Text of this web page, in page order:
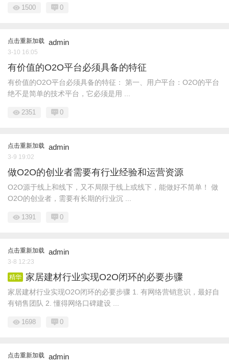
1500 0
点击重新加载 admin
3-10 16:05
有价值的O2O平台必须具备的特征
有价值的O2O平台必须具备的特征： 第一、用户平台：O2O的平台
绝不是简单的技术平台，它必须是用 ...
2351 0
点击重新加载 admin
3-9 19:02
做O2O的创业者需要有行业经验和运营资源
O2O源于线上和线下，又不局限于线上或线下，能做好不简单！ 做
O2O的创业者，需要有长期的行业沉 ...
1391 0
点击重新加载 admin
3-8 12:23
精华 家居建材行业实现O2O闭环的必要步骤
家居建材行业实现O2O闭环的必要步骤 1. 有网络营销意识，最好自
有销售团队 2. 懂得网络口碑建设 ...
1698 0
点击重新加载 admin